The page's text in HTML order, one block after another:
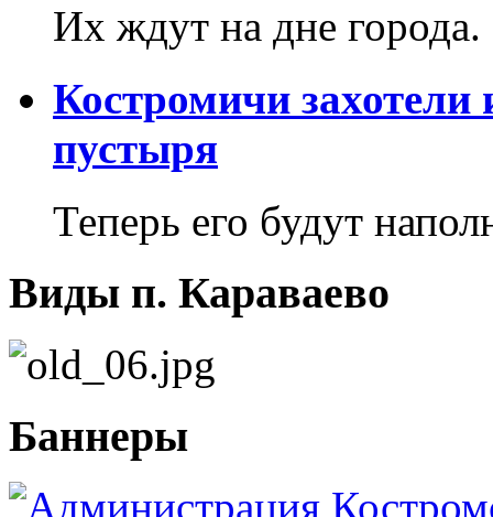
Их ждут на дне города.
Костромичи захотели
пустыря
Теперь его будут
Виды п. Караваево
Баннеры